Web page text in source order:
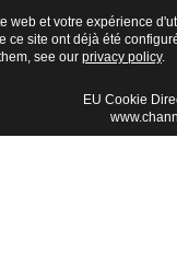
web et votre expérience
site ont déjà été
see our privacy policy.